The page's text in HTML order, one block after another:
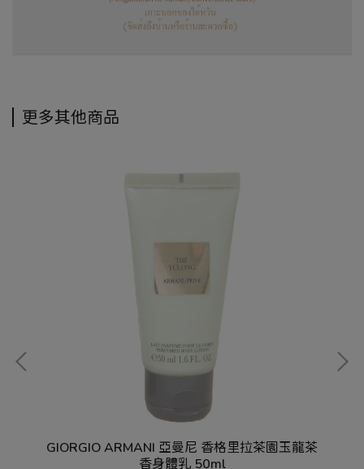
更多其他商品
GIORGIO ARMANI 亞曼尼 香格里拉茶園玉龍茶
香身體乳 50ml